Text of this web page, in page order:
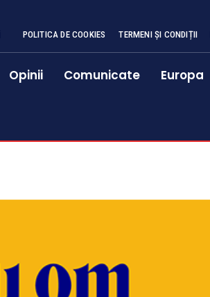
POLITICA DE COOKIES TERMENI ȘI CONDIȚII
Opinii Comunicate Europa